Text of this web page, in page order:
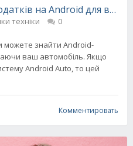
на Android для
техніки 0
можете знайти Android-
ваш автомобіль. Якщо
Android Auto, то цей
Комментировать